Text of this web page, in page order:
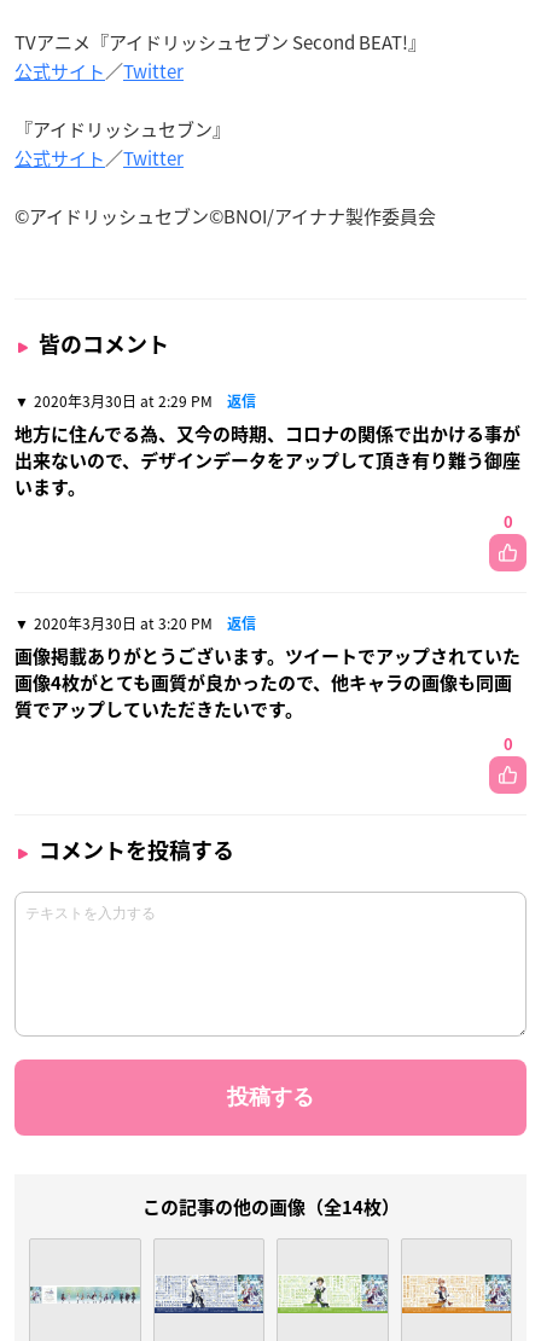
TVアニメ『アイドリッシュセブン Second BEAT!』
公式サイト／Twitter
『アイドリッシュセブン』
公式サイト／Twitter
©アイドリッシュセブン©BNOI/アイナナ製作委員会
皆のコメント
2020年3月30日 at 2:29 PM 返信
地方に住んでる為、又今の時期、コロナの関係で出かける事が
出来ないので、デザインデータをアップして頂き有り難う御座
います。
0
2020年3月30日 at 3:20 PM 返信
画像掲載ありがとうございます。ツイートでアップされていた
画像4枚がとても画質が良かったので、他キャラの画像も同画
質でアップしていただきたいです。
0
コメントを投稿する
この記事の他の画像（全14枚）